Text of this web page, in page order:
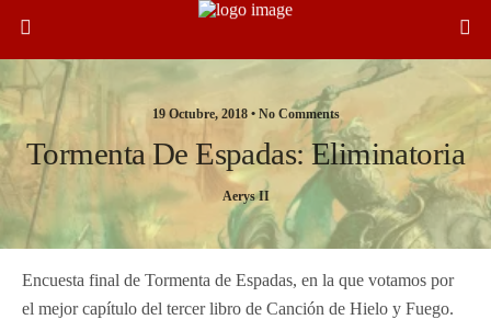
19 Octubre, 2018 • No Comments
Tormenta De Espadas: Eliminatoria
Aerys II
Encuesta final de Tormenta de Espadas, en la que votamos por
el mejor capítulo del tercer libro de Canción de Hielo y Fuego.